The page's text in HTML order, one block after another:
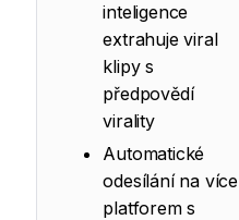
inteligence
extrahuje viral
klipy s
předpovědí
virality
Automatické
odesílání na více
platforem s